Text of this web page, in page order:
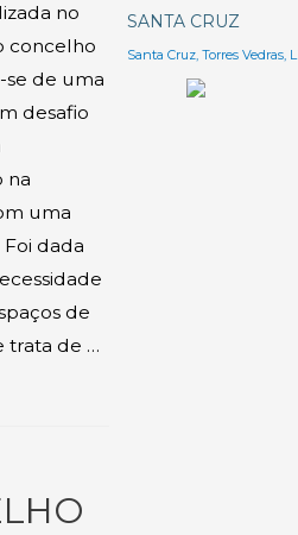
no
concelho
se de uma
desafio
na
uma
dada
de
trata de …
SANTA CRUZ
Santa Cruz, Torres Vedras,